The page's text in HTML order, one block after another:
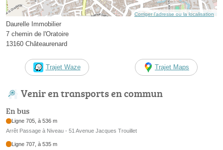
Corriger l’adresse ou la localisation
Daurelle Immobilier
7 chemin de l'Oratoire
13160 Châteaurenard
Trajet Waze Trajet Maps
Venir en transports en commun
En bus
Ligne 705, à 536 m
Arrêt Passage à Niveau - 51 Avenue Jacques Trouillet
Ligne 707, à 535 m